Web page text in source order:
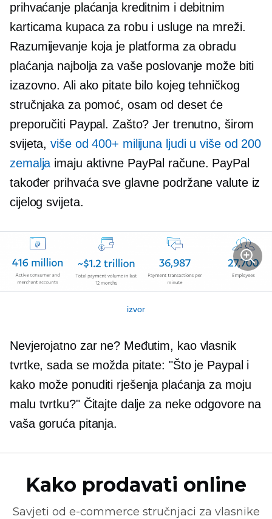
prihvaćanje plaćanja kreditnim i debitnim
karticama kupaca za robu i usluge na mreži.
Razumijevanje koja je platforma za obradu
plaćanja najbolja za vaše poslovanje može biti
izazovno. Ali ako pitate bilo kojeg tehničkog
stručnjaka za pomoć, osam od deset će
preporučiti Paypal. Zašto? Jer trenutno, širom
svijeta,više od 400+ milijuna ljudi u više od 200
zemalja imaju aktivne PayPal račune. PayPal
također prihvaća sve glavne podržane valute iz
cijelog svijeta.
izvor
Nevjerojatno zar ne? Međutim, kao vlasnik
tvrtke, sada se možda pitate: "Što je Paypal i
kako može ponuditi rješenja plaćanja za moju
malu tvrtku?" Čitajte dalje za neke odgovore na
vaša goruća pitanja.
Kako prodavati online
Savjeti od e-commerce stručnjaci za vlasnike